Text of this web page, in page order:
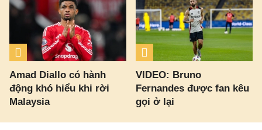
Amad Diallo có hành
động khó hiểu khi rời
Malaysia
VIDEO: Bruno
Fernandes được fan kêu
gọi ở lại